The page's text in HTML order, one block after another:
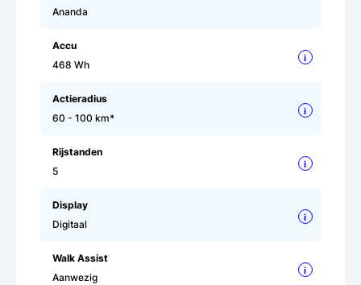
Ananda
Accu
468 Wh
i
Actieradius
60 - 100 km*
i
Rijstanden
5
i
Display
Digitaal
i
Walk Assist
Aanwezig
i